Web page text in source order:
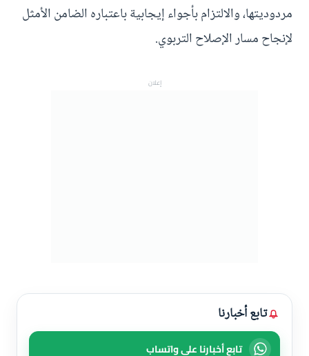
مردوديتها، والالتزام بأجواء إيجابية باعتباره الضامن الأمثل
لإنجاح مسار الإصلاح التربوي.
إعلان
تابع أخبارنا
تابع أخبارنا على واتساب